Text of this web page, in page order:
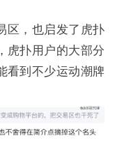
区，也启发了虎扑
虎扑用户的大部分
看到不少运动潮牌